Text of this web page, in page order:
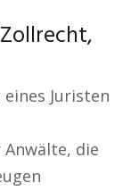
Juristen
die